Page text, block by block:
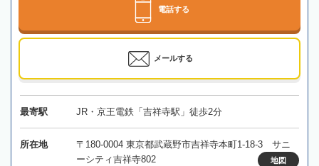
電話する
メールする
最寄駅 JR・京王電鉄「吉祥寺駅」徒歩2分
所在地
〒180-0004 東京都武蔵野市吉祥寺本町1-18-3 サニ
ーシティ吉祥寺802
地図